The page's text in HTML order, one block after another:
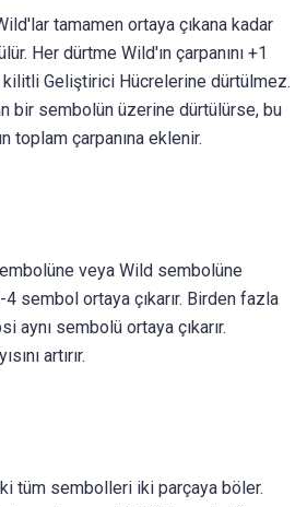
tamamen ortaya çıkana kadar
Her dürtme Wild'ın çarpanını +1
kilitli Geliştirici Hücrelerine dürtülmez.
bir sembolün üzerine dürtülürse, bu
toplam çarpanına eklenir.
veya Wild sembolüne
4 sembol ortaya çıkarır. Birden fazla
aynı sembolü ortaya çıkarır.
artırır.
tüm sembolleri iki parçaya böler.